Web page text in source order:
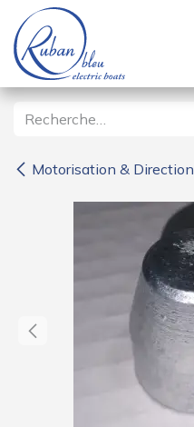
Se rendre au contenu
Motorisation & Direction